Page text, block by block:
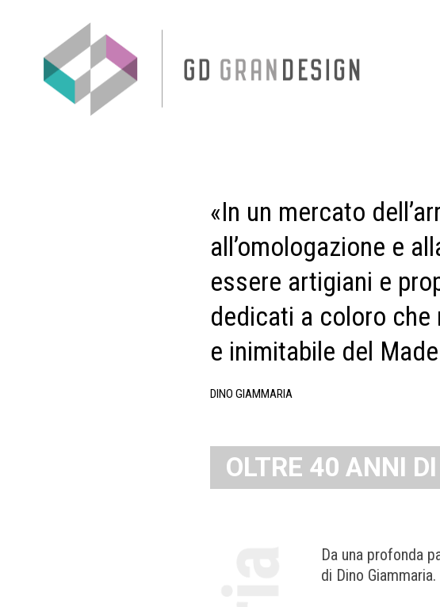
«In un mercato
all’omologazione e
essere artigiani e
dedicati a coloro
e inimitabile del
DINO GIAMMARIA
OLTRE 40 ANNI
Da una profonda
di Dino Giammaria.